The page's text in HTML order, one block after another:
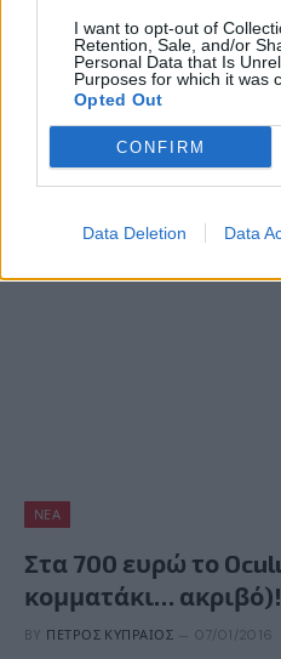
I want to opt-out of
Retention, Sale, and/or
Personal Data that Is
Purposes for which it was
Opted Out
CONFIRM
Data Deletion Data
O Palmer Luckey της
ανελέητα το…
ΠΈΤΡΟΣ ΚΥΠΡΑΊΟΣ 14/01/2016
Το πιο “hot” θέμα αυτή τη
τεχνολογίας δεν είναι άλλο
πραγματικότητα και τις…
ΝΈΑ
Στα 700 ευρώ το
κομματάκι… ακριβό)!
BY ΠΈΤΡΟΣ ΚΥΠΡΑΊΟΣ 07/01/2016